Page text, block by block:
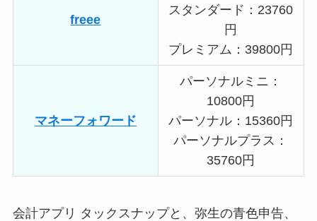
freee
スタンダード：23760
円
プレミアム：39800円
マネーフォワード
パーソナルミニ：
10800円
パーソナル：15360円
パーソナルプラス：
35760円
会計アプリ タックスナップと、弥生の青色申告、